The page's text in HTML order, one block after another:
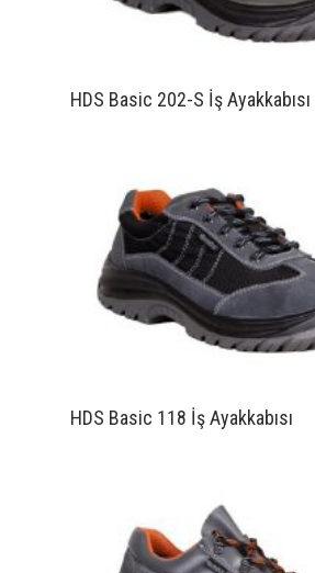
HDS Basic 202-S İş Ayakkabısı
HDS Basic 118 İş Ayakkabısı